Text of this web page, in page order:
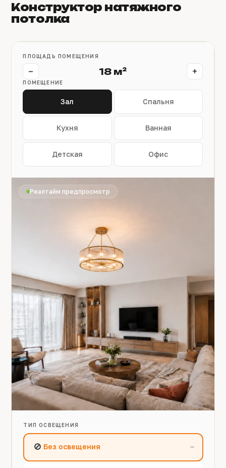
Конструктор натяжного
потолка
ПЛОЩАДЬ ПОМЕЩЕНИЯ
− 18 м² +
ПОМЕЩЕНИЕ
Зал Спальня
Кухня Ванная
Детская Офис
Реалтайм предпросмотр
ТИП ОСВЕЩЕНИЯ
🚫 Без освещения —